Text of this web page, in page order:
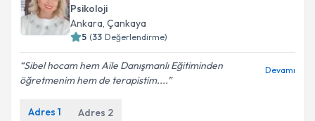
Psikoloji
Ankara, Çankaya
5 (33 Değerlendirme)
Sibel hocam hem Aile Danışmanlı Eğitiminden
öğretmenim hem de terapistim....
Devamı
Adres 1 Adres 2